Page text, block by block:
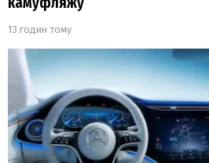
13 годин тому